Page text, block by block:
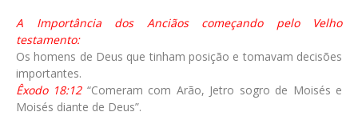
A Importância dos Anciãos começando pelo Velho
testamento:
Os homens de Deus que tinham posição e tomavam decisões
importantes.
Êxodo 18:12“Comeram com Arão, Jetro sogro de Moisés e
Moisés diante de Deus”.